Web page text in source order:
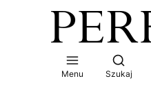
Menu
Otwórz
Szukaj